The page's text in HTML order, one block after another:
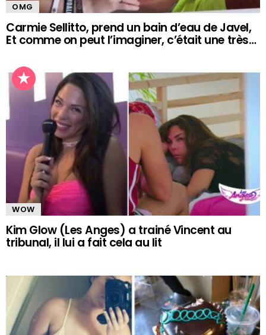
OMG
Carmie Sellitto, prend un bain d’eau de Javel,
Et comme on peut l’imaginer, c’était une très…
WOW
Kim Glow (Les Anges) a trainé Vincent au
tribunal, il lui a fait cela au lit